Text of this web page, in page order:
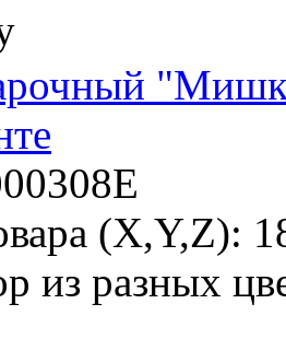
(X,Y,Z):
из разных